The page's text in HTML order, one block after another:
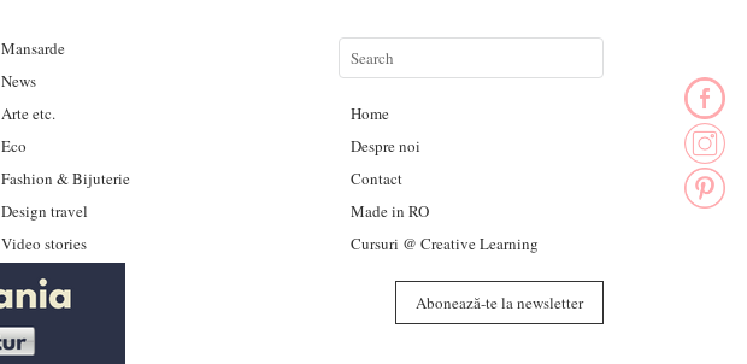
Mansarde
News
Arte etc.
Eco
Fashion & Bijuterie
Design travel
Video stories
Home
Despre noi
Contact
Made in RO
Cursuri @ Creative Learning
Abonează-te la newsletter